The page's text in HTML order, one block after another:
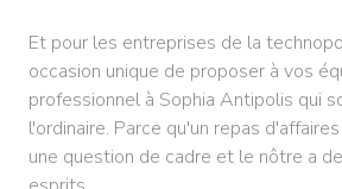
Et pour les entreprises de la
occasion unique de proposer à vos
professionnel à Sophia Antipolis qui
l'ordinaire. Parce qu'un repas
une question de cadre et le nôtre a